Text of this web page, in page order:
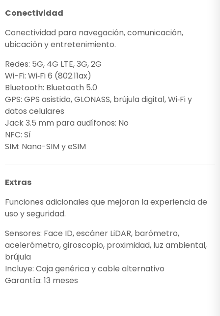
Conectividad
Conectividad para navegación, comunicación,
ubicación y entretenimiento.
Redes: 5G, 4G LTE, 3G, 2G
Wi-Fi: Wi‑Fi 6 (802.11ax)
Bluetooth: Bluetooth 5.0
GPS: GPS asistido, GLONASS, brújula digital, Wi‑Fi y
datos celulares
Jack 3.5 mm para audífonos: No
NFC: Sí
SIM: Nano-SIM y eSIM
Extras
Funciones adicionales que mejoran la experiencia de
uso y seguridad.
Sensores: Face ID, escáner LiDAR, barómetro,
acelerómetro, giroscopio, proximidad, luz ambiental,
brújula
Incluye: Caja genérica y cable alternativo
Garantía: 13 meses